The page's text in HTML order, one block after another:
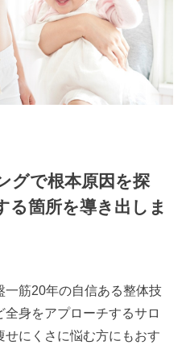
グで根本原因を探
る箇所を導き出しま
一筋20年の自信ある整体技
身をアプローチするサロ
せにくさに悩む方にもおす